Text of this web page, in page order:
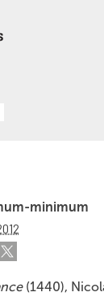
minimum
(1440),